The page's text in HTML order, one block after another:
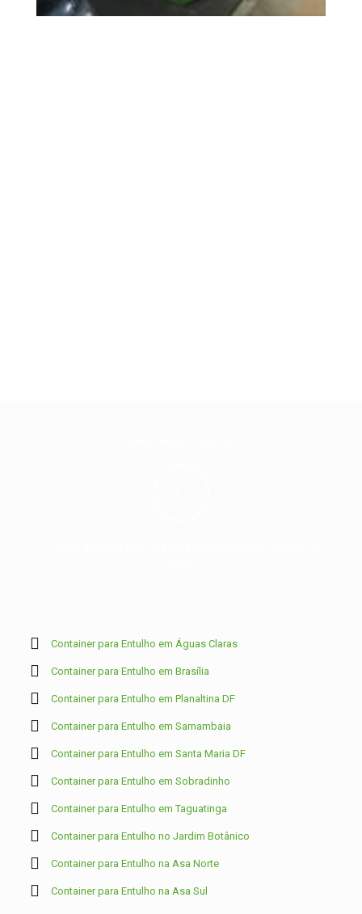
Container para Entulho em Águas Claras
Container para Entulho em Brasília
Container para Entulho em Planaltina DF
Container para Entulho em Samambaia
Container para Entulho em Santa Maria DF
Container para Entulho em Sobradinho
Container para Entulho em Taguatinga
Container para Entulho no Jardim Botânico
Container para Entulho na Asa Norte
Container para Entulho na Asa Sul